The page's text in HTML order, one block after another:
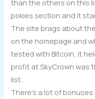
than the others on this
pokies section and it
The site brags about
on the homepage and
tested with Bitcoin, it
profit at SkyCrown was
list.
There’s a lot of